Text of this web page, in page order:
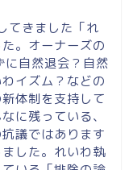
てきました「れ
。オーナーズの
自然退会？自然
イズム？などの
体制を支持して
に残っている、
議ではあります
した。れいわ執